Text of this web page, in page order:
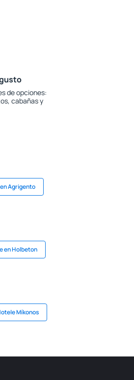
de opciones:
cabañas y
Agrigento
en Holbeton
Míkonos